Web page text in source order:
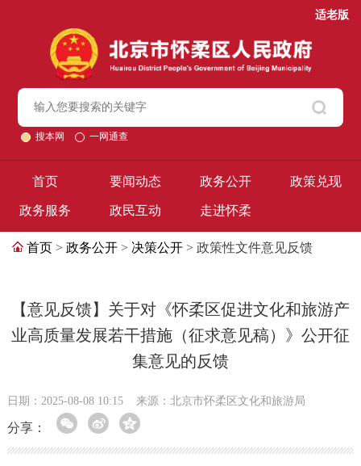
适老版
搜本网 一网通查
首页 要闻动态 政务公开 政策兑现
政务服务 政民互动 走进怀柔
首页 > 政务公开 > 决策公开 > 政策性文件意见反馈
【意见反馈】关于对《怀柔区促进文化和旅游产
业高质量发展若干措施（征求意见稿）》公开征
集意见的反馈
日期：2025-08-08 10:15 来源：北京市怀柔区文化和旅游局
分享：